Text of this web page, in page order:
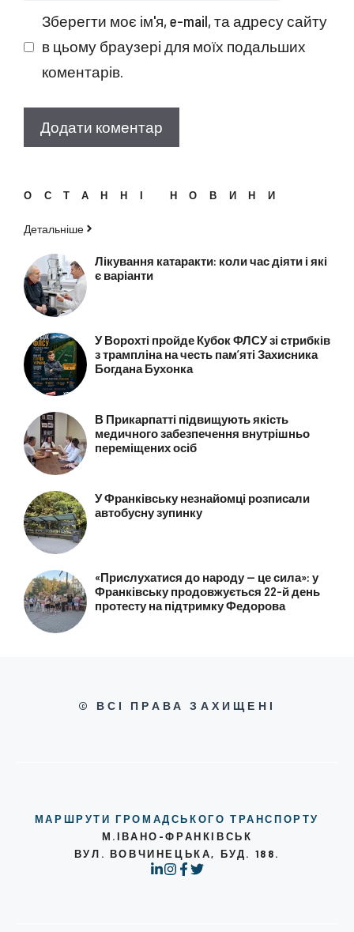
Зберегти моє ім'я, e-mail, та адресу сайту
в цьому браузері для моїх подальших
коментарів.
ОСТАННІ НОВИНИ
Детальніше
Лікування катаракти: коли час діяти і які
є варіанти
У Ворохті пройде Кубок ФЛСУ зі стрибків
з трампліна на честь пам’яті Захисника
Богдана Бухонка
В Прикарпатті підвищують якість
медичного забезпечення внутрішньо
переміщених осіб
У Франківську незнайомці розписали
автобусну зупинку
«Прислухатися до народу — це сила»: у
Франківську продовжується 22-й день
протесту на підтримку Федорова
© ВСІ ПРАВА ЗАХИЩЕНІ
МАРШРУТИ ГРОМАДСЬКОГО ТРАНСПОРТУ
М.ІВАНО-ФРАНКІВСЬК
ВУЛ. ВОВЧИНЕЦЬКА, БУД. 188.